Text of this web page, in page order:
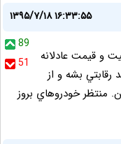
۱۳۹۵/۷/۱۸ ۱۶:۳۳:۵۵
89
51
و قيمت عادلانه
رقابتي بشه و از
منتظر خودروهاي بروز